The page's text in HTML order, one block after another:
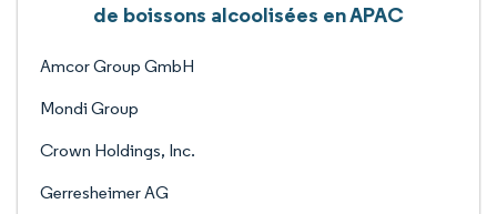
de boissons alcoolisées en APAC
Amcor Group GmbH
Mondi Group
Crown Holdings, Inc.
Gerresheimer AG